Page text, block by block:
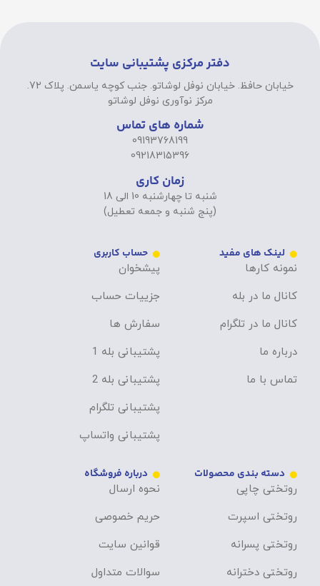
دفتر مرکزی پشتیبانی سایت
خیابان حافظ. خیابان نوفل لوشاتو. جنب کوچه یاسمن. پلاک 72.
مرکز نوآوری نوفل لوشاتو
شماره های تماس
09193768199
09218315396
زمان کاری
شنبه تا چهارشنبه 10 الی 18
(پنج شنبه و جمعه تعطیل)
لینک های مفید
نمونه کارها
کانال ما در بله
کانال ما در تلگرام
درباره ما
تماس با ما
حساب کاربری
پیشخوان
جزییات حساب
سفارش ها
پشتیبانی بله 1
پشتیبانی بله 2
پشتیبانی تلگرام
پشتیبانی واتساپ
دسته بندی محصولات
روتختی چاپی
روتختی اسپرت
روتختی پسرانه
روتختی دخترانه
درباره فروشگاه
نحوه ارسال
حریم خصوصی
قوانین سایت
سوالات متداول